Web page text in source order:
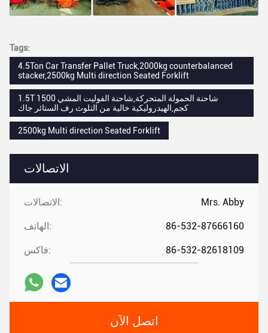
الاتصالات
الاتصالات: Mrs. Abby
الهاتف: 86-532-87666160
فاكس: 86-532-82618109
اتصل الآن
Tags:
4.5Ton Car Transfer Pallet Truck,2000kg counterbalanced
stacker,2500kg Multi direction Seated Forklift
1.5T شاحنة الحمولة المتحركة,شاحنة الفوليت المشي 1500
كجم,الهيدروليكية خالية من التلوث رف الستائر جاك
2500kg Multi direction Seated Forklift